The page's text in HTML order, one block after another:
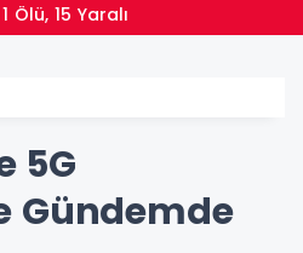
Ölü, 15 Yaralı
5G
Gündemde